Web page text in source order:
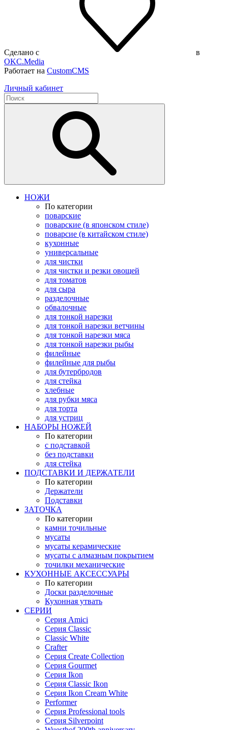
Сделано с
в
OKC.Media
Работает на CustomCMS
Личный кабинет
НОЖИ
По категории
поварские
поварские (в японском стиле)
поварсие (в китайском стиле)
кухонные
универсальные
для чистки
для чистки и резки овощей
для томатов
для сыра
разделочные
обвалочные
для тонкой нарезки
для тонкой нарезки ветчины
для тонкой нарезки мяса
для тонкой нарезки рыбы
филейные
филейные для рыбы
для бутербродов
для стейка
хлебные
для рубки мяса
для торта
для устриц
НАБОРЫ НОЖЕЙ
По категории
с подставкой
без подставки
для стейка
ПОДСТАВКИ И ДЕРЖАТЕЛИ
По категории
Держатели
Подставки
ЗАТОЧКА
По категории
камни точильные
мусаты
мусаты керамические
мусаты с алмазным покрытием
точилки механические
КУХОННЫЕ АКСЕССУАРЫ
По категории
Доски разделочные
Кухонная утвать
СЕРИИ
Серия Amici
Серия Classic
Classic White
Crafter
Серия Create Collection
Серия Gourmet
Серия Ikon
Серия Classic Ikon
Серия Ikon Cream White
Performer
Серия Professional tools
Серия Silverpoint